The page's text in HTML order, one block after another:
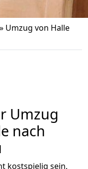
» Umzug von Halle
Umzug
nach
kostspielig sein,